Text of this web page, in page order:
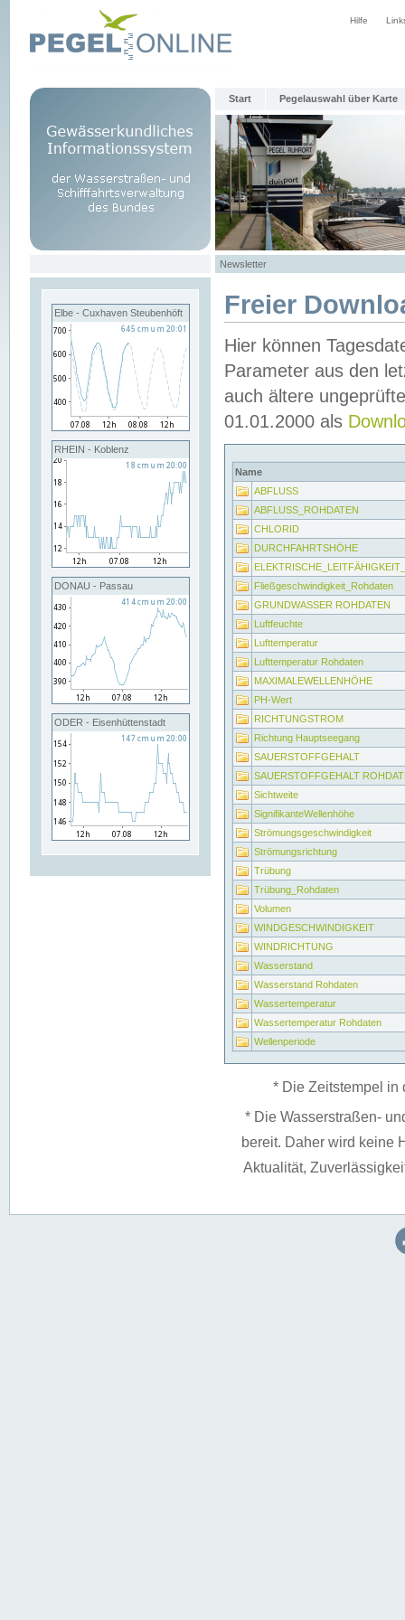
Hilfe
Start Pegelauswahl über Karte
Newsletter
Elbe - Cuxhaven Steubenhöft
RHEIN - Koblenz
DONAU - Passau
ODER - Eisenhüttenstadt
Freier
Hier können
Parameter aus den
auch ältere
01.01.2000 als
Name
ABFLUSS
ABFLUSS_ROHDATEN
CHLORID
DURCHFAHRTSHÖHE
Fließgeschwindigkeit_Rohdaten
GRUNDWASSER ROHDATEN
Luftfeuchte
Lufttemperatur
Lufttemperatur Rohdaten
MAXIMALEWELLENHÖHE
PH-Wert
RICHTUNGSTROM
Richtung Hauptseegang
SAUERSTOFFGEHALT
SAUERSTOFFGEHALT
Sichtweite
SignifikanteWellenhöhe
Strömungsgeschwindigkeit
Strömungsrichtung
Trübung
Trübung_Rohdaten
Volumen
WINDGESCHWINDIGKEIT
WINDRICHTUNG
Wasserstand
Wasserstand Rohdaten
Wassertemperatur
Wassertemperatur Rohdaten
Wellenperiode
* Die Zeitstempel in
* Die Wasserstraßen-
bereit. Daher wird keine
Aktualität,